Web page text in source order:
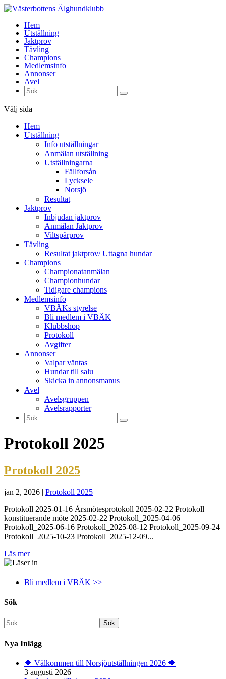
Hem
Utställning
Jaktprov
Tävling
Champions
Medlemsinfo
Annonser
Avel
Välj sida
Hem
Utställning
Info utställningar
Anmälan utställning
Utställningarna
Fällforsån
Lycksele
Norsjö
Resultat
Jaktprov
Inbjudan jaktprov
Anmälan Jaktprov
Viltspårprov
Tävling
Resultat jaktprov/ Uttagna hundar
Champions
Championatanmälan
Championhundar
Tidigare champions
Medlemsinfo
VBÄKs styrelse
Bli medlem i VBÄK
Klubbshop
Protokoll
Avgifter
Annonser
Valpar väntas
Hundar till salu
Skicka in annonsmanus
Avel
Avelsgruppen
Avelsrapporter
Protokoll 2025
Protokoll 2025
jan 2, 2026 | Protokoll 2025
Protokoll 2025-01-16 Årsmötesprotokoll 2025-02-22 Protokoll
konstituerande möte 2025-02-22 Protokoll_2025-04-06
Protokoll_2025-06-16 Protokoll_2025-08-12 Protokoll_2025-09-24
Protokoll_2025-10-23 Protokoll_2025-12-09...
Läs mer
Bli medlem i VBÄK >>
Sök
Sök
efter:
Nya Inlägg
🔶️ Välkommen till Norsjöutställningen 2026 🔶️
3 augusti 2026